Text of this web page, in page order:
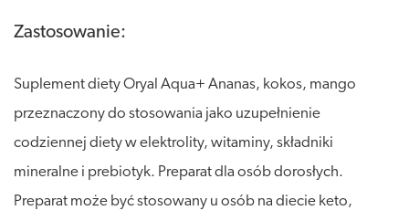
Zastosowanie:
Suplement diety Oryal Aqua+ Ananas, kokos, mango
przeznaczony do stosowania jako uzupełnienie
codziennej diety w elektrolity, witaminy, składniki
mineralne i prebiotyk. Preparat dla osób dorosłych.
Preparat może być stosowany u osób na diecie keto,